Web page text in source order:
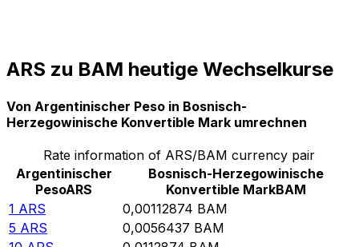
ARS zu BAM heutige Wechselkurse
Von Argentinischer Peso in Bosnisch-
Herzegowinische Konvertible Mark umrechnen
Rate information of ARS/BAM currency pair
Argentinischer
PesoARS
Bosnisch-Herzegowinische
Konvertible MarkBAM
1 ARS 0,00112874 BAM
5 ARS 0,0056437 BAM